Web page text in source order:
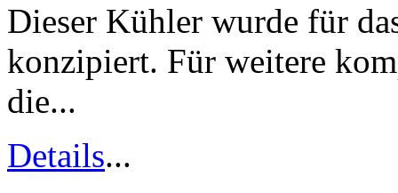
Dieser Kühler wurde für
konzipiert. Für weitere
die...
Details...